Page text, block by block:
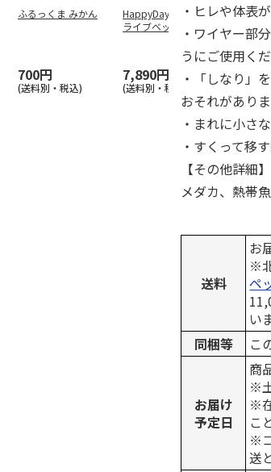
ふるっくま みかん
700円
(送料別・税込)
HappyDays 2wayド
ライブベッド グレ
7,890円
(送料別・税込)
獣医師開
をとる
イレ ナ
レー
1,550
(送料別
・ヒレや体表
・ワイヤー部
うにご使用くだ
・「しなり」
おそれがありま
・まれに小さ
・すくって移
【その他詳細
メダカ、熱帯魚
送料
お
※
ペ
い
同梱等
こ
お届け
予定日
商
※
※
こ
※
送